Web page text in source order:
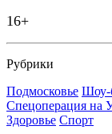
16+
Рубрики
Подмосковье Шоу-
Спецоперация на
Здоровье Спорт